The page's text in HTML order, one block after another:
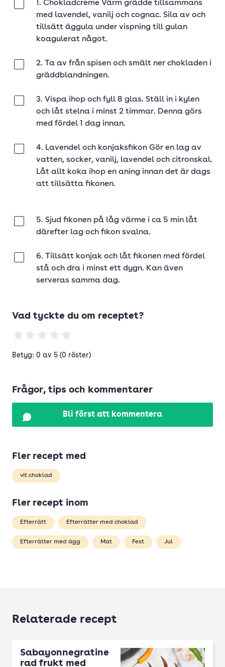
1. Chokladcréme Värm grädde tillsammans
med lavendel, vanilj och cognac. Sila av och
tillsätt äggula under vispning till gulan
koagulerat något.
2. Ta av från spisen och smält ner chokladen i
gräddblandningen.
3. Vispa ihop och fyll 8 glas. Ställ in i kylen
och låt stelna i minst 2 timmar. Denna görs
med fördel 1 dag innan.
4. Lavendel och konjaksfikon Gör en lag av
vatten, socker, vanilj, lavendel och citronskal.
Låt allt koka ihop en aning innan det är dags
att tillsätta fikonen.
5. Sjud fikonen på låg värme i ca 5 min låt
därefter lag och fikon svalna.
6. Tillsätt konjak och låt fikonen med fördel
stå och dra i minst ett dygn. Kan även
serveras samma dag.
Vad tyckte du om receptet?
Betyg: 0 av 5 (0 röster)
Frågor, tips och kommentarer
Bli först att kommentera
Fler recept med
vit choklad
Fler recept inom
Efterrätt Efterrätter med choklad
Efterrätter med ägg Mat Fest Jul
Relaterade recept
Sabayonnegratine
rad frukt med